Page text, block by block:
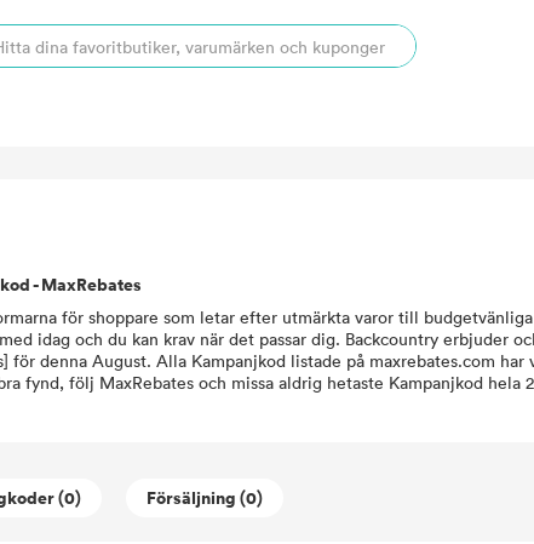
- MaxRebates
för shoppare som letar efter utmärkta varor till
idag och du kan krav när det passar dig. Backcountry erbjuder
för denna August. Alla Kampanjkod listade på maxrebates.com har
fynd, följ MaxRebates och missa aldrig hetaste Kampanjkod hela
(0) Försäljning (0)